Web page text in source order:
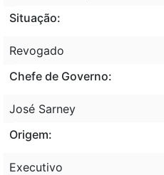
Situação:
Revogado
Chefe de Governo:
José Sarney
Origem:
Executivo